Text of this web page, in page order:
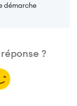
démarche
?